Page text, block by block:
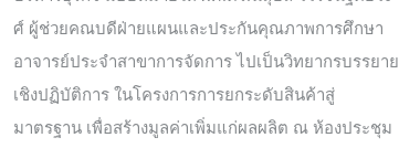
ศ์ ผู้ช่วยคณบดีฝ่ายแผนและประกันคุณภาพการศึกษา
อาจารย์ประจำสาขาการจัดการ ไปเป็นวิทยากรบรรยาย
เชิงปฏิบัติการ ในโครงการการยกระดับสินค้าสู่
มาตรฐาน เพื่อสร้างมูลค่าเพิ่มแก่ผลผลิต ณ ห้องประชุม